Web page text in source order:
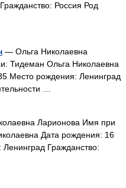
Россия Род
— Ольга Николаевна
Тидеман Ольга Николаевна
Место рождения: Ленинград
…
Ларионова Имя при
Дата рождения: 16
Гражданство: